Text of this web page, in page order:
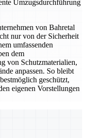
Umzugsdurchführung
von Bahretal
nur von der Sicherheit
umfassenden
dem
von Schutzmaterialien,
anpassen. So bleibt
geschützt,
eigenen Vorstellungen